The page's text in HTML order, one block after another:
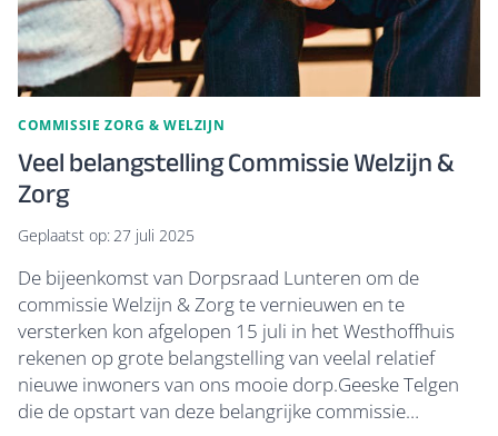
COMMISSIE ZORG & WELZIJN
Veel belangstelling Commissie Welzijn &
Zorg
Geplaatst op:27 juli 2025
De bijeenkomst van Dorpsraad Lunteren om de
commissie Welzijn & Zorg te vernieuwen en te
versterken kon afgelopen 15 juli in het Westhoffhuis
rekenen op grote belangstelling van veelal relatief
nieuwe inwoners van ons mooie dorp.Geeske Telgen
die de opstart van deze belangrijke commissie…